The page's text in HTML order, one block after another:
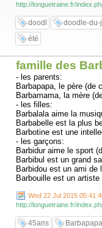
http://longuetraine.fr/
doodl doodle-du-
été
famille des
- les parents:
Barbapapa, le père (de
Barbamama, la mère
- les filles:
Barbalala aime la
Barbabelle est la plus
Barbotine est une
- les garçons:
Barbidur aime le sport
Barbibul est un grand
Barbidou est un ami de
Barbouille est un
Wed 22 Jul 2015
http://longuetraine.fr/
45ans Barbapapa